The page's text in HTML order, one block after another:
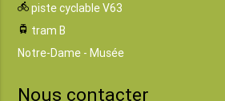
directions_bike piste cyclable V63
tram tram B
Notre-Dame - Musée
Nous contacter